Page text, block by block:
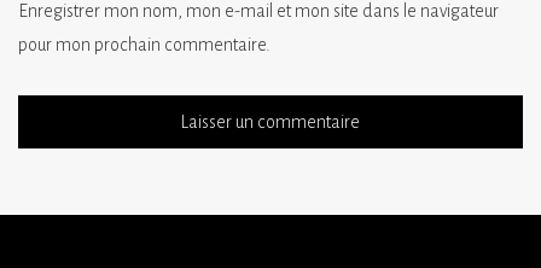
Enregistrer mon nom, mon e-mail et mon site dans le navigateur
pour mon prochain commentaire.